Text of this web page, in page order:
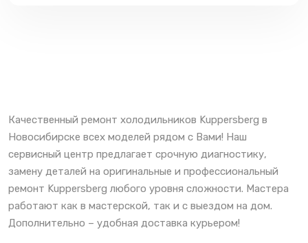
Качественный ремонт холодильников Kuppersberg в
Новосибирске всех моделей рядом с Вами! Наш
сервисный центр предлагает срочную диагностику,
замену деталей на оригинальные и профессиональный
ремонт Kuppersberg любого уровня сложности. Мастера
работают как в мастерской, так и с выездом на дом.
Дополнительно – удобная доставка курьером!